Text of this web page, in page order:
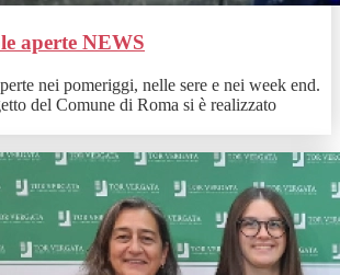
aperte NEWS
nei pomeriggi, nelle sere e nei week end.
del Comune di Roma si è realizzato